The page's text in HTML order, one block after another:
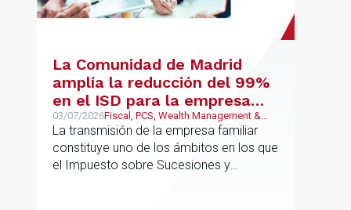
La Comunidad de Madrid
amplía la reducción del 99%
en el ISD para la empresa
familiar: una reforma que
trasciende el núcleo familiar
03/07/2026Fiscal, PCS, Wealth Management &
Family Business
La transmisión de la empresa familiar
constituye uno de los ámbitos en los que
el Impuesto sobre Sucesiones y